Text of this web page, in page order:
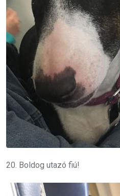
20. Boldog utazó fiú!